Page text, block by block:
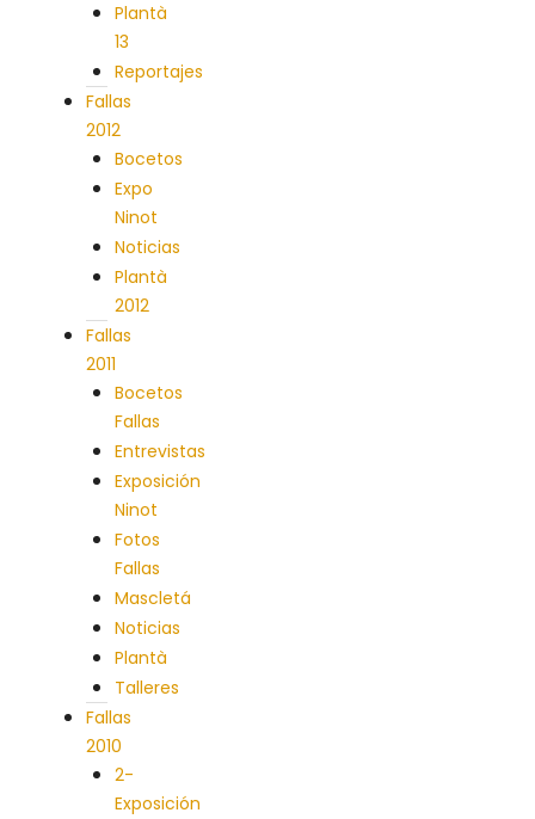
Plantà
13
Reportajes
Fallas
2012
Bocetos
Expo
Ninot
Noticias
Plantà
2012
Fallas
2011
Bocetos
Fallas
Entrevistas
Exposición
Ninot
Fotos
Fallas
Mascletá
Noticias
Plantà
Talleres
Fallas
2010
2-
Exposición